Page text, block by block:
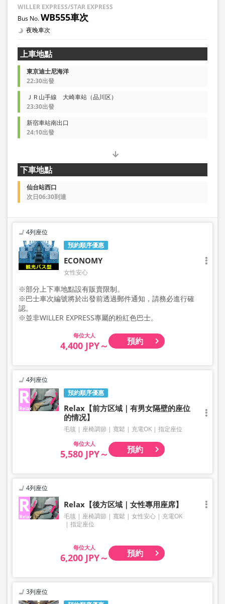
WILLER EXPRESS/STAR EXPRESS
WB555車次
夜晚車次
上車地點
東京迪士尼海洋
22:30出發
ＪＲ山手線 大崎車站（品川区）
23:30出發
新宿車站南出口
24:10出發
下車地點
仙台站西口
次日06:30到達
預約順序優惠
4列座位
ECONOMY
女性安心
※部分上下車地點設有販賣限制。
※巴士車次編號將於出發前透過郵件通知，請務必進行確
認。
※並非WILLER EXPRESS專屬的粉紅色巴士。
大人
4,400 JPY～ 預約
預約順序優惠
4列座位
Relax【前方区域｜有男女隔壁的座位
的情况】
毛毯 座椅調節 寬鬆 充電OK 指定座位
大人
5,580 JPY～ 預約
4列座位
Relax【後方区域｜女性專用座席】
毛毯 座椅調節 寬鬆 女性安心
充電OK
指定座位
大人
6,200 JPY～ 預約
3列座位